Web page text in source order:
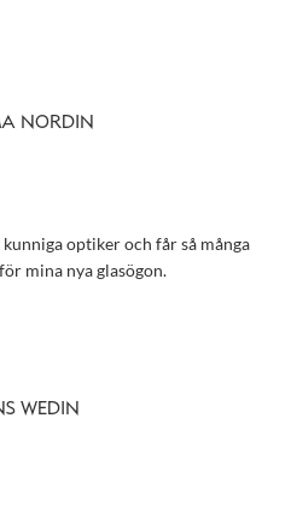
NORDIN
optiker och får så många
mina nya glasögon.
WEDIN